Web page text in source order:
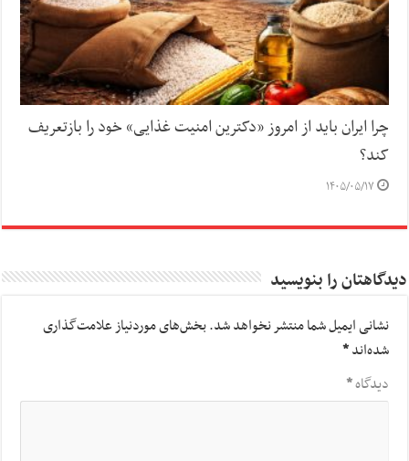
چرا ایران باید از امروز «دکترین امنیت غذایی» خود را بازتعریف
کند؟
۱۴۰۵/۰۵/۱۷
دیدگاهتان را بنویسید
نشانی ایمیل شما منتشر نخواهد شد.بخش‌های موردنیاز علامت‌گذاری
شده‌اند*
دیدگاه*